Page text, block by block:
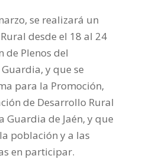
se realizará un
desde el 18 al 24
de Plenos del
y que se
para la Promoción,
de Desarrollo Rural
Guardia de Jaén, y que
población y a las
en participar.